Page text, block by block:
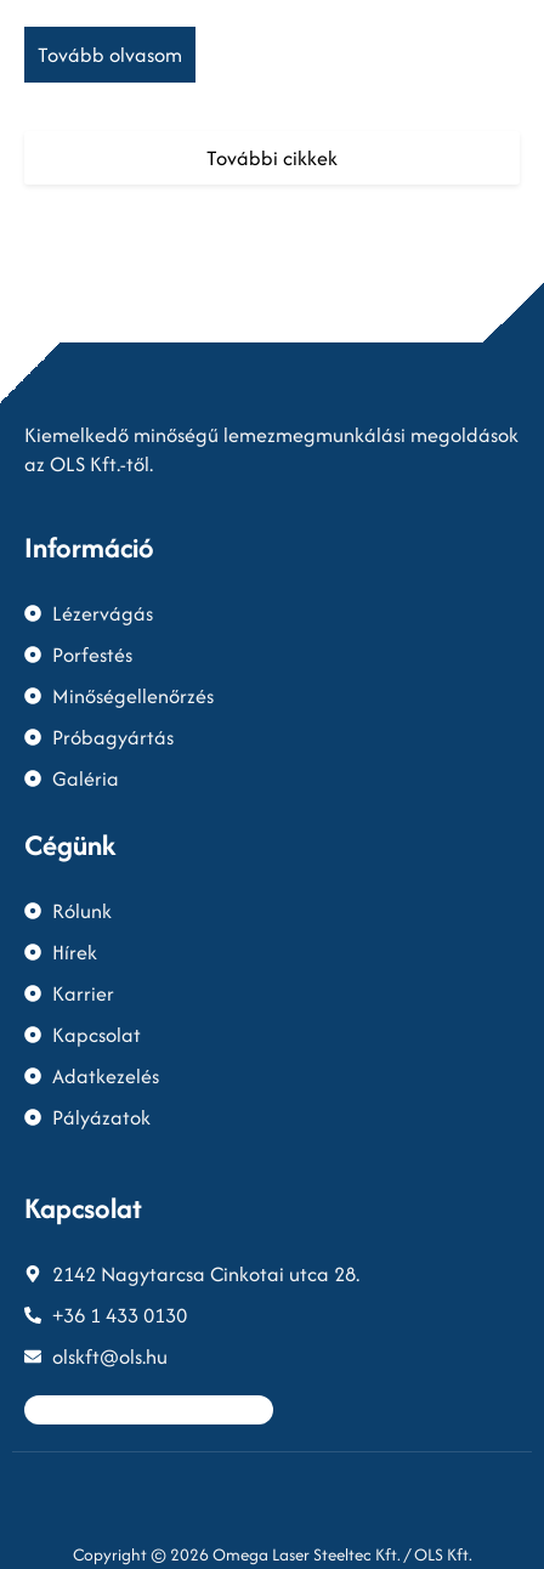
Tovább olvasom
További cikkek
Kiemelkedő minőségű lemezmegmunkálási megoldások
az OLS Kft.-től.
Információ
Lézervágás
Porfestés
Minőségellenőrzés
Próbagyártás
Galéria
Cégünk
Rólunk
Hírek
Karrier
Kapcsolat
Adatkezelés
Pályázatok
Kapcsolat
2142 Nagytarcsa Cinkotai utca 28.
+36 1 433 0130
olskft@ols.hu
Copyright © 2026 Omega Laser Steeltec Kft. / OLS Kft.